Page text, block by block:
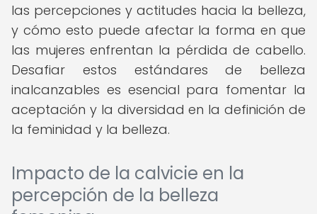
las percepciones y actitudes hacia la belleza,
y cómo esto puede afectar la forma en que
las mujeres enfrentan la pérdida de cabello.
Desafiar estos estándares de belleza
inalcanzables es esencial para fomentar la
aceptación y la diversidad en la definición de
la feminidad y la belleza.
Impacto de la calvicie en la
percepción de la belleza